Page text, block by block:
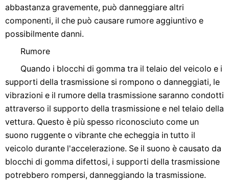
abbastanza gravemente, può danneggiare altri
componenti, il che può causare rumore aggiuntivo e
possibilmente danni.
Rumore
Quando i blocchi di gomma tra il telaio del veicolo e i
supporti della trasmissione si rompono o danneggiati, le
vibrazioni e il rumore della trasmissione saranno condotti
attraverso il supporto della trasmissione e nel telaio della
vettura. Questo è più spesso riconosciuto come un
suono ruggente o vibrante che echeggia in tutto il
veicolo durante l'accelerazione. Se il suono è causato da
blocchi di gomma difettosi, i supporti della trasmissione
potrebbero rompersi, danneggiando la trasmissione.